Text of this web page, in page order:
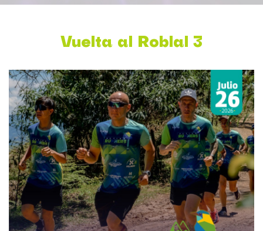
Vuelta al Roblal 3